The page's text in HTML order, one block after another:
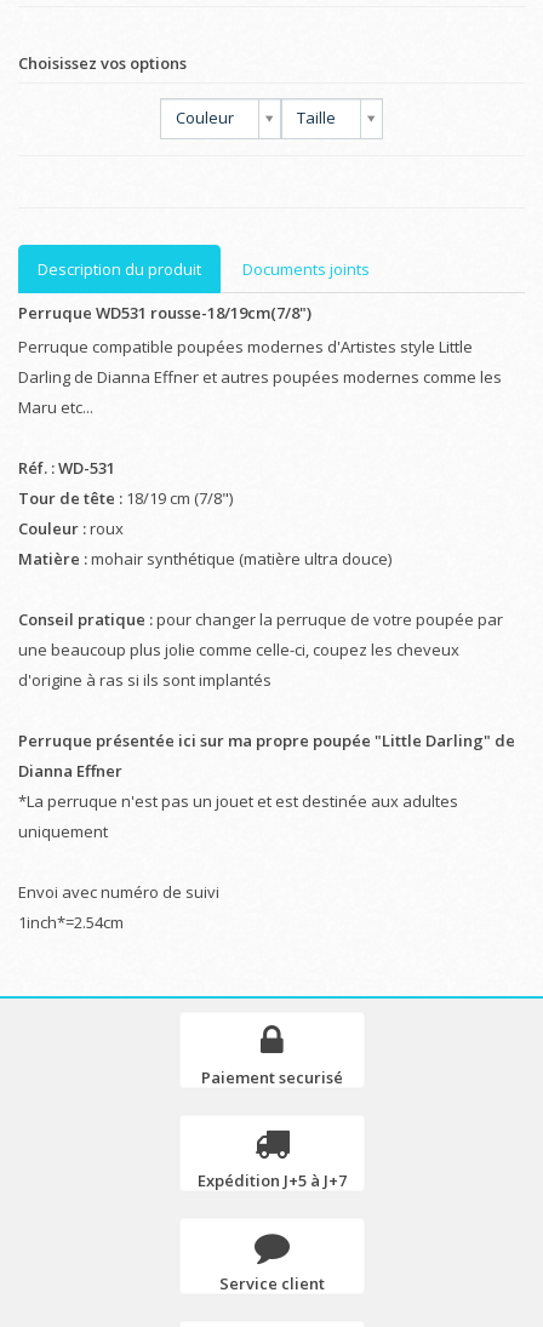
Choisissez vos options
Couleur Taille
Description du produit
Documents joints
Perruque WD531 rousse-18/19cm(7/8")
Perruque compatible poupées modernes d'Artistes style Little
Darling de Dianna Effner et autres poupées modernes comme les
Maru etc...
Réf. : WD-531
Tour de tête : 18/19 cm (7/8")
Couleur :roux
Matière :mohair synthétique (matière ultra douce)
Conseil pratique :pour changer la perruque de votre poupée par
une beaucoup plus jolie comme celle-ci, coupez les cheveux
d'origine à ras si ils sont implantés
Perruque présentée ici sur ma propre poupée "Little Darling" de
Dianna Effner
*La perruque n'est pas un jouet et est destinée aux adultes
uniquement
Envoi avec numéro de suivi
1inch*=2.54cm
Paiement securisé
Expédition J+5 à J+7
Service client